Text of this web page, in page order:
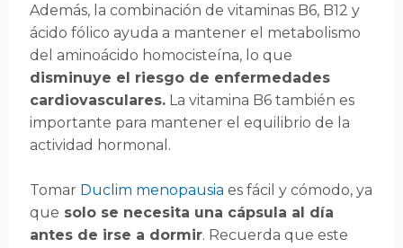
Además, la combinación de vitaminas B6, B12 y
ácido fólico ayuda a mantener el metabolismo
del aminoácido homocisteína, lo que
disminuye el riesgo de enfermedades
cardiovasculares.La vitamina B6 también es
importante para mantener el equilibrio de la
actividad hormonal.
Tomar Duclim menopausia es fácil y cómodo, ya
que solo se necesita una cápsula al día
antes de irse a dormir. Recuerda que este